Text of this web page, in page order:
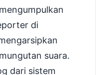
di
suara.
dari sistem